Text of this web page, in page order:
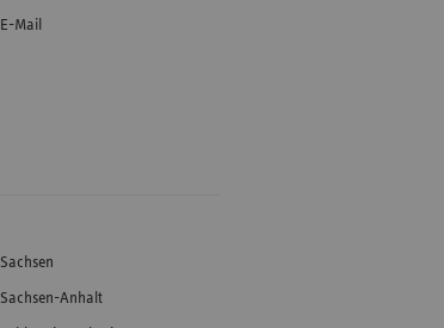
E-Mail
Sachsen
Sachsen-Anhalt